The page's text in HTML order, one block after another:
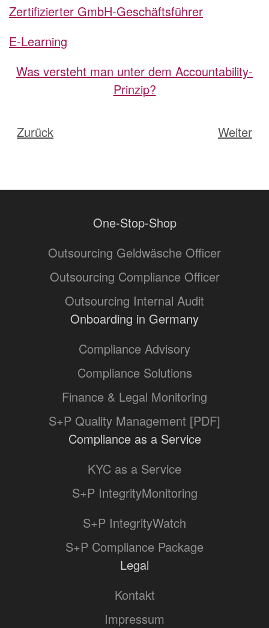
Zertifizierter GmbH-Geschäftsführer
E-Learning
Was versteht man unter dem Accountability-
Prinzip?
Zurück Weiter
One-Stop-Shop
Outsourcing Geldwäsche Officer
Outsourcing Compliance Officer
Outsourcing Internal Audit
Onboarding in Germany
Compliance Advisory
Compliance Solutions
Finance & Legal Monitoring
S+P Quality Management [PDF]
Compliance as a Service
KYC as a Service
S+P IntegrityMonitoring
S+P IntegrityWatch
S+P Compliance Package
Legal
Kontakt
Impressum